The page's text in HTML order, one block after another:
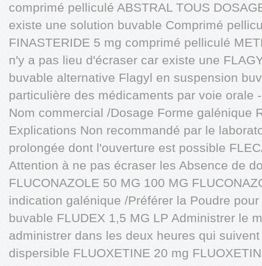
comprimé pelliculé ABSTRAL TOUS
existe une solution buvable Comprimé
FINASTERIDE 5 mg comprimé pelliculé
n'y a pas lieu d'écraser car existe une
buvable alternative Flagyl en suspension
particulière des médicaments par voie orale
Nom commercial /Dosage Forme galénique
Explications Non recommandé par le
prolongée dont l'ouverture est possible
Attention à ne pas écraser les Absence de
FLUCONAZOLE 50 MG 100 MG
indication galénique /Préférer la Poudre
buvable FLUDEX 1,5 MG LP Administrer le
administrer dans les deux heures qui
dispersible FLUOXETINE 20 mg